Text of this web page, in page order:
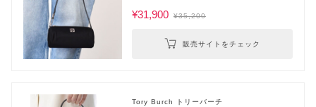
¥31,900 ¥35,200
販売サイトをチェック
Tory Burch トリーバーチ